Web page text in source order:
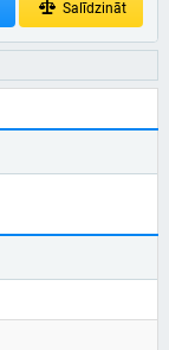
Salīdzināt